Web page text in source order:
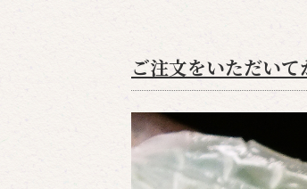
ご注文をいただい